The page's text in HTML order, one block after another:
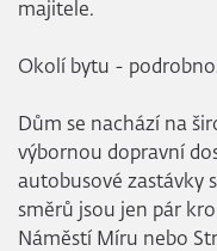
majitele.
Okolí bytu -
Dům se nachází na
výbornou dopravní
autobusové zastávky
směrů jsou jen pár
Náměstí Míru nebo